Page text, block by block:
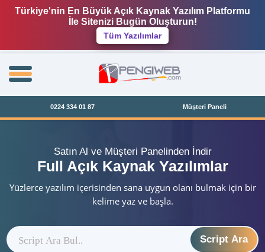
Türkiye'nin En Büyük Açık Kaynak Yazılım Platformu
İle Sitenizi Bugün Oluşturun!
Tüm Yazılımlar
0224 334 01 87 Müşteri Paneli
Satın Al ve Müşteri Panelinden İndir
Full Açık Kaynak Yazılımlar
Yüzlerce yazılım içerisinden sana uygun olanı bulmak için bir
kelime yaz ve başla.
Script Ara